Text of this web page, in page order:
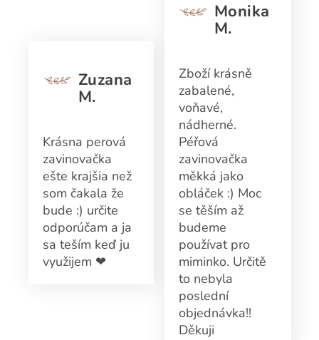
Zuzana
M.
Krásna perová
zavinovačka
ešte krajšia než
som čakala že
bude :) určite
odporúčam a ja
sa teším keď ju
využijem ❤
Monika
M.
Zboží krásně
zabalené,
voňavé,
nádherné.
Péřová
zavinovačka
měkká jako
obláček :) Moc
se těším až
budeme
používat pro
miminko. Určitě
to nebyla
poslední
objednávka!!
Děkuji